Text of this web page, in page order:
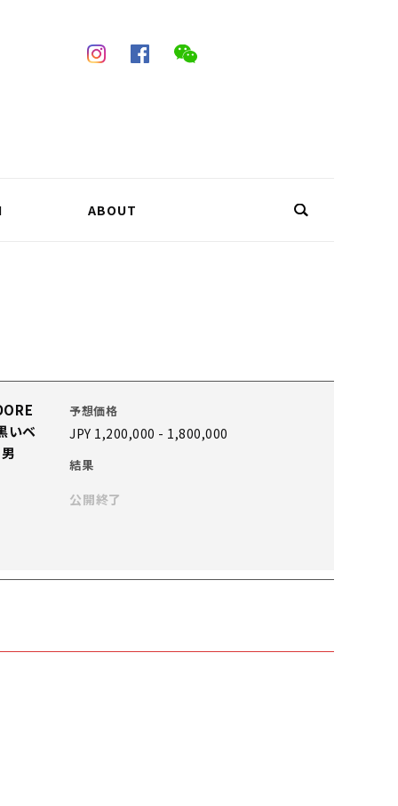
ABOUT
いベ
予想価格
JPY 1,200,000 - 1,800,000
結果
公開終了